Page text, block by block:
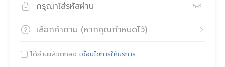
 
 
เลือกคำถาม (หากคุณกำหนดไว้)
 ได้อ่านแล้วตกลง เงื่อนไขการให้บริการ